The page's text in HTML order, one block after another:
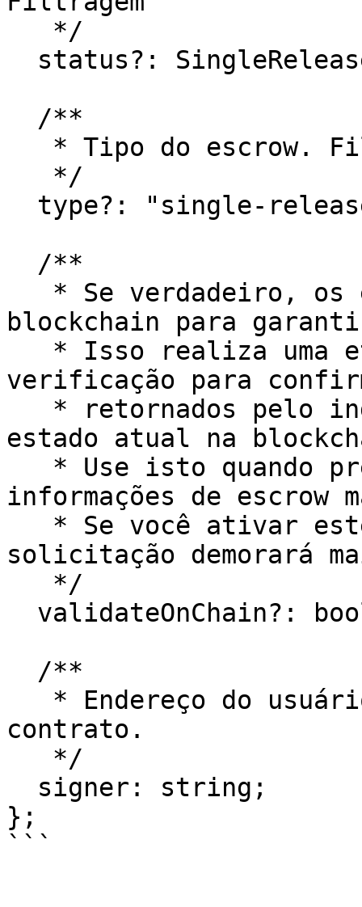
blockchain para
verificação para
estado atual na
informações de
solicitação demorará
contrato.
};
```